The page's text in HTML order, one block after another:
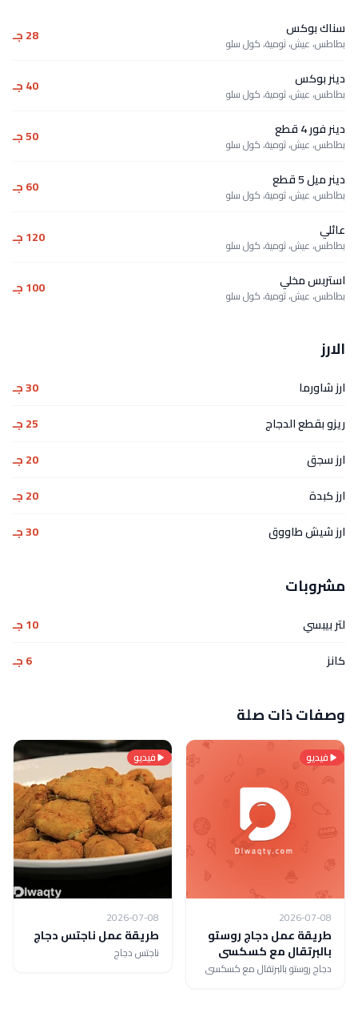
سناك بوكس
بطاطس، عيش، ثومية، كول سلو 28 جـ
دينر بوكس
بطاطس، عيش، ثومية، كول سلو 40 جـ
دينر فور 4 قطع
بطاطس، عيش، ثومية، كول سلو 50 جـ
دينر ميل 5 قطع
بطاطس، عيش، ثومية، كول سلو 60 جـ
عائلي
بطاطس، عيش، ثومية، كول سلو 120 جـ
استربس مخلي
بطاطس، عيش، ثومية، كول سلو 100 جـ
الارز
ارز شاورما
30 جـ
ريزو بقطع الدجاج
25 جـ
ارز سجق
20 جـ
ارز كبدة
20 جـ
ارز شيش طاووق
30 جـ
مشروبات
لتر بيبسي
10 جـ
كانز
6 جـ
وصفات ذات صلة
فيديو
2026-07-08
طريقة عمل دجاج روستو
بالبرتقال مع كسكسى
دجاج روستو بالبرتقال مع كسكسى
فيديو
2026-07-08
طريقة عمل ناجتس دجاج
ناجتس دجاج